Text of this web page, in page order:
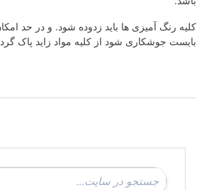
کلیه رنگ آمیزی ها باید زدوده شود. و در حد
بایست جوشکاری شود از کلیه مواد زاید پاک